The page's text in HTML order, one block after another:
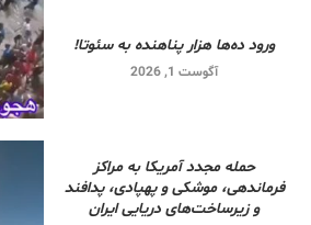
ورود ده‌ها هزار پناهنده به سئوتا!
آگوست 1, 2026
حمله مجدد آمریکا به مراکز
فرماندهی، موشکی و پهپادی، پدافند
و زیرساخت‌های دریایی ایران